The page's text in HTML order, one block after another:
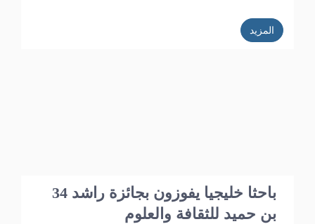
المزيد
34 باحثا خليجيا يفوزون بجائزة راشد
بن حميد للثقافة والعلوم